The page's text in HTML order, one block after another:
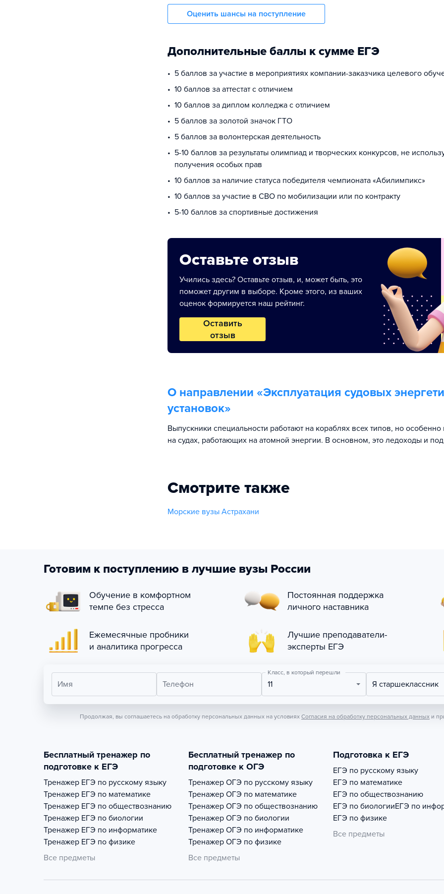
Оценить шансы на поступление
Дополнительные баллы к сумме ЕГЭ
5 баллов за участие в мероприятиях компании-заказчика целевого
10 баллов за аттестат с отличием
10 баллов за диплом колледжа с отличием
5 баллов за золотой значок ГТО
5 баллов за волонтерская деятельность
5-10 баллов за результаты олимпиад и творческих конкурсов, не
получения особых прав
10 баллов за наличие статуса победителя чемпионата «Абилимпикс»
10 баллов за участие в СВО по мобилизации или по контракту
5-10 баллов за спортивные достижения
Оставьте отзыв
Учились здесь? Оставьте отзыв, и, может быть, это
поможет другим в выборе. Кроме этого, из ваших
оценок формируется наш рейтинг.
Оставить
отзыв
О направлении «Эксплуатация судовых
установок»
Выпускники специальности работают на кораблях всех типов, но
на судах, работающих на атомной энергии. В основном, это ледоходы и
Смотрите также
Морские вузы Астрахани
Готовим к поступлению в лучшие вузы России
Обучение в комфортном
темпе без стресса
Постоянная поддержка
личного наставника
Ежемесячные пробники
и аналитика прогресса
Лучшие преподаватели-
эксперты ЕГЭ
Имя Телефон
Класс, в который перешли
11 Я старшеклассник
Продолжая, вы соглашаетесь на обработку персональных данных на условиях Согласия на обработку персональных данных и
Бесплатный тренажер по
подготовке к ЕГЭ
Тренажер ЕГЭ по русскому языку
Тренажер ЕГЭ по математике
Тренажер ЕГЭ по обществознанию
Тренажер ЕГЭ по биологии
Тренажер ЕГЭ по информатике
Тренажер ЕГЭ по физике
Все предметы
Бесплатный тренажер по
подготовке к ОГЭ
Тренажер ОГЭ по русскому языку
Тренажер ОГЭ по математике
Тренажер ОГЭ по обществознанию
Тренажер ОГЭ по биологии
Тренажер ОГЭ по информатике
Тренажер ОГЭ по физике
Все предметы
Подготовка к ЕГЭ
ЕГЭ по русскому языку
ЕГЭ по математике
ЕГЭ по обществознанию
ЕГЭ по биологииЕГЭ по
ЕГЭ по физике
Все предметы